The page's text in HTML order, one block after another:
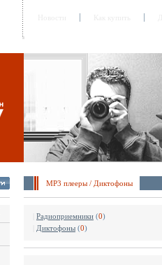
MP3 плееры / Диктофоны
Радиоприемники (0)
Диктофоны (0)